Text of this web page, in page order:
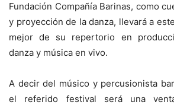
Fundación Compañía Barinas, como
y proyección de la danza, llevará a
mejor de su repertorio en
danza y música en vivo.
A decir del músico y percusionista
el referido festival será una